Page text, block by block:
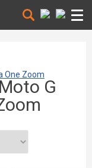
One Zoom
G